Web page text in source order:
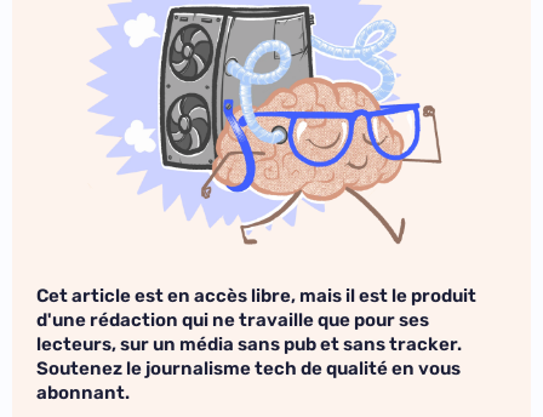
Cet article est en accès libre, mais il est le produit
d'une rédaction qui ne travaille que pour ses
lecteurs, sur un média sans pub et sans tracker.
Soutenez le journalisme tech de qualité en vous
abonnant.